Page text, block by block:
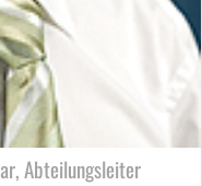
Abteilungsleiter